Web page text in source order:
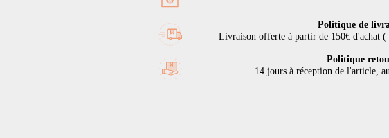
Politique de
Livraison offerte à partir de 150€ d'achat (
Politique
14 jours à réception de l'article,